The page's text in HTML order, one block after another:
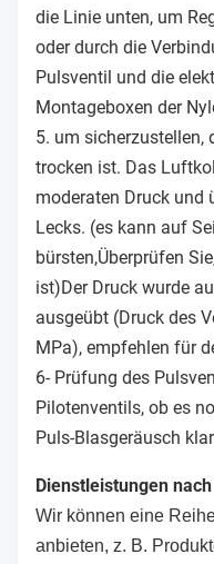
die Linie unten, um
oder durch die
Pulsventil und die
Montageboxen der
5. um sicherzustellen,
trocken ist. Das
moderaten Druck
Lecks. (es kann auf
bürsten,Überprüfen
ist)Der Druck wurde
ausgeübt (Druck des
MPa), empfehlen für
6- Prüfung des
Pilotenventils, ob es
Puls-Blasgeräusch
Dienstleistungen
Wir können eine
anbieten, z. B.